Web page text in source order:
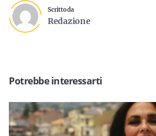
Scritto da
Redazione
Potrebbe interessarti